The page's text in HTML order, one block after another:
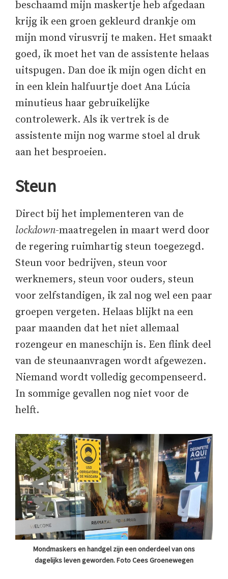
beschaamd mijn maskertje heb afgedaan
krijg ik een groen gekleurd drankje om
mijn mond virusvrij te maken. Het smaakt
goed, ik moet het van de assistente helaas
uitspugen. Dan doe ik mijn ogen dicht en
in een klein halfuurtje doet Ana Lúcia
minutieus haar gebruikelijke
controlewerk. Als ik vertrek is de
assistente mijn nog warme stoel al druk
aan het besproeien.
Steun
Direct bij het implementeren van de
lockdown-maatregelen in maart werd door
de regering ruimhartig steun toegezegd.
Steun voor bedrijven, steun voor
werknemers, steun voor ouders, steun
voor zelfstandigen, ik zal nog wel een paar
groepen vergeten. Helaas blijkt na een
paar maanden dat het niet allemaal
rozengeur en maneschijn is. Een flink deel
van de steunaanvragen wordt afgewezen.
Niemand wordt volledig gecompenseerd.
In sommige gevallen nog niet voor de
helft.
Mondmaskers en handgel zijn een onderdeel van ons
dagelijks leven geworden. Foto Cees Groenewegen